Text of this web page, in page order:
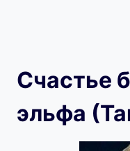
Счастье
эльфа